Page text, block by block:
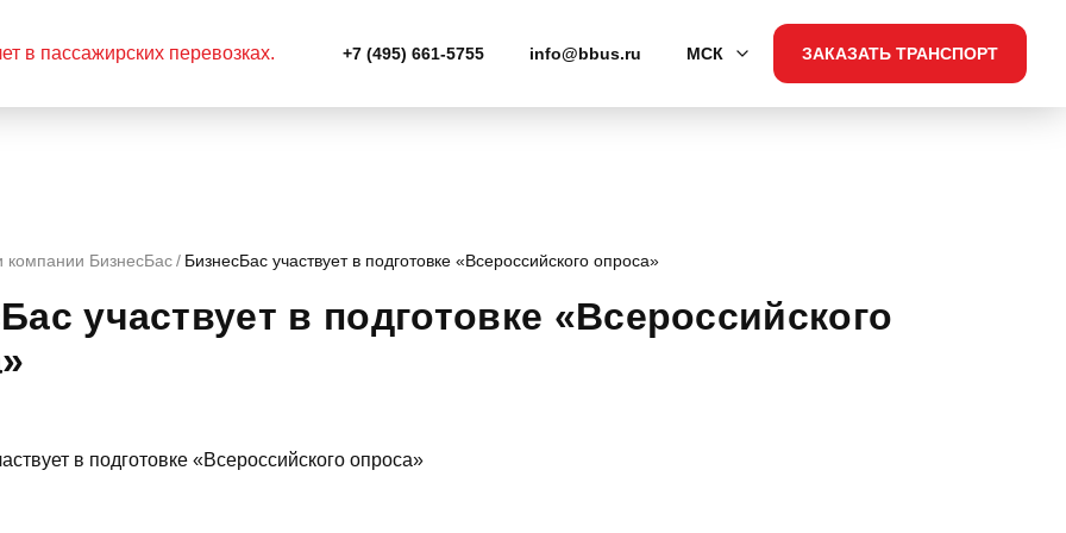
+7 (495) 661-5755 info@bbus.ru МСК ЗАКАЗАТЬ ТРАНСПОРТ
компании БизнесБас БизнесБас участвует в подготовке «Всероссийского опроса»
участвует в подготовке «Всероссийского